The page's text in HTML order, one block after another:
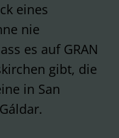
eines
nie
es auf GRAN
gibt, die
in San